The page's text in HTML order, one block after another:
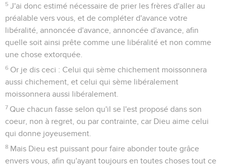
5 J'ai donc estimé nécessaire de prier les frères d'aller au
préalable vers vous, et de compléter d'avance votre
libéralité, annoncée d'avance, annoncée d'avance, afin
quelle soit ainsi prête comme une libéralité et non comme
une chose extorquée.
6 Or je dis ceci : Celui qui sème chichement moissonnera
aussi chichement, et celui qui sème libéralement
moissonnera aussi libéralement.
7 Que chacun fasse selon qu'il se l'est proposé dans son
coeur, non à regret, ou par contrainte, car Dieu aime celui
qui donne joyeusement.
8 Mais Dieu est puissant pour faire abonder toute grâce
envers vous, afin qu'ayant toujours en toutes choses tout ce